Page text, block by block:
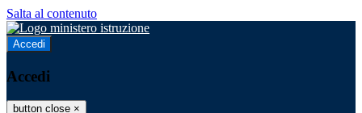
Salta al contenuto
Accedi
Accedi
button close ×